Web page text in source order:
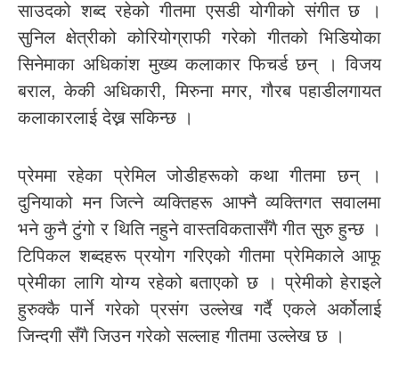
साउदको शब्द रहेको गीतमा एसडी योगीको संगीत छ ।
सुनिल क्षेत्रीको कोरियोग्राफी गरेको गीतको भिडियोका
सिनेमाका अधिकांश मुख्य कलाकार फिचर्ड छन् । विजय
बराल, केकी अधिकारी, मिरुना मगर, गौरब पहाडीलगायत
कलाकारलाई देख्न सकिन्छ ।
प्रेममा रहेका प्रेमिल जोडीहरूको कथा गीतमा छन् ।
दुनियाको मन जित्ने व्यक्तिहरू आफ्नै व्यक्तिगत सवालमा
भने कुनै टुंगो र थिति नहुने वास्तविकतासँगै गीत सुरु हुन्छ ।
टिपिकल शब्दहरू प्रयोग गरिएको गीतमा प्रेमिकाले आफू
प्रेमीका लागि योग्य रहेको बताएको छ । प्रेमीको हेराइले
हुरुक्कै पार्ने गरेको प्रसंग उल्लेख गर्दै एकले अर्कोलाई
जिन्दगी सँगै जिउन गरेको सल्लाह गीतमा उल्लेख छ ।